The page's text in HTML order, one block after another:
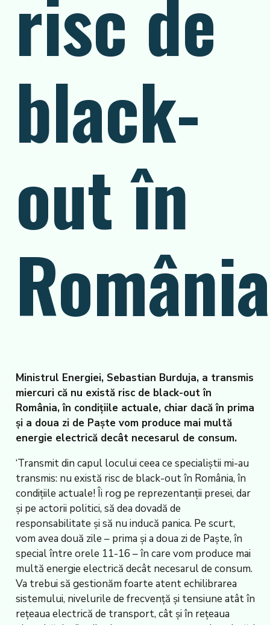
risc de
black-
out în
România
Ministrul Energiei, Sebastian Burduja, a transmis
miercuri că nu există risc de black-out în
România, în condițiile actuale, chiar dacă în prima
și a doua zi de Paște vom produce mai multă
energie electrică decât necesarul de consum.
‘Transmit din capul locului ceea ce specialiștii mi-au
transmis: nu există risc de black-out în România, în
condițiile actuale! Îi rog pe reprezentanții presei, dar
și pe actorii politici, să dea dovadă de
responsabilitate și să nu inducă panica. Pe scurt,
vom avea două zile – prima și a doua zi de Paște, în
special între orele 11-16 – în care vom produce mai
multă energie electrică decât necesarul de consum.
Va trebui să gestionăm foarte atent echilibrarea
sistemului, nivelurile de frecvență și tensiune atât în
rețeaua electrică de transport, cât și în rețeaua